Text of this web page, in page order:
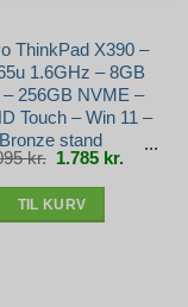
ThinkPad X390 –
1.6GHz – 8GB
256GB NVME –
Touch – Win 11 –
Bronze stand
kr. Den
oprindelige
pris
1.785 kr. Den
aktuelle
pris
TIL KURV